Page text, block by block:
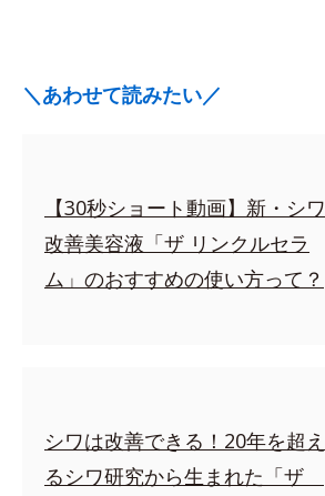
＼あわせて読みたい／
【30秒ショート動画】新・シワ
改善美容液「ザ リンクルセラ
ム」のおすすめの使い方って？
シワは改善できる！20年を超え
るシワ研究から生まれた「ザ